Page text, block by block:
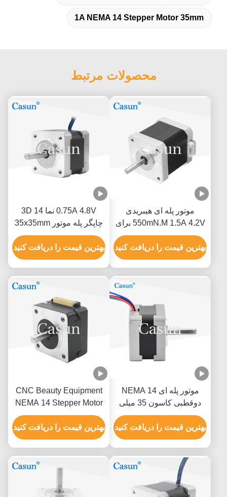
1A NEMA 14 Stepper Motor 35mm
محصولات مرتبط
موتور پله ای هیبریدی
550mN.M 1.5A 4.2V برای
بازوی ربات خودپرداز CNC
بهترین قیمت را دریافت کنید
0.75A 4.8V نما 14 3D
چاپگر پله موتور 35x35mm
230mN.M
بهترین قیمت را دریافت کنید
موتور پله ای 14 NEMA
دوقطبی کاسون 35 میلی
متری 12 ولت DC موتور پله
ای
بهترین قیمت را دریافت کنید
CNC Beauty Equipment
NEMA 14 Stepper Motor
0.4A 35X23mm 60mNM
1.8 Deg
بهترین قیمت را دریافت کنید